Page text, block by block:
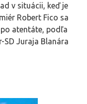
v situácii, keď je
Robert Fico sa
atentáte, podľa
SD Juraja Blanára